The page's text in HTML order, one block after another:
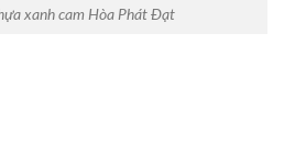
xanh cam Hòa Phát Đạt